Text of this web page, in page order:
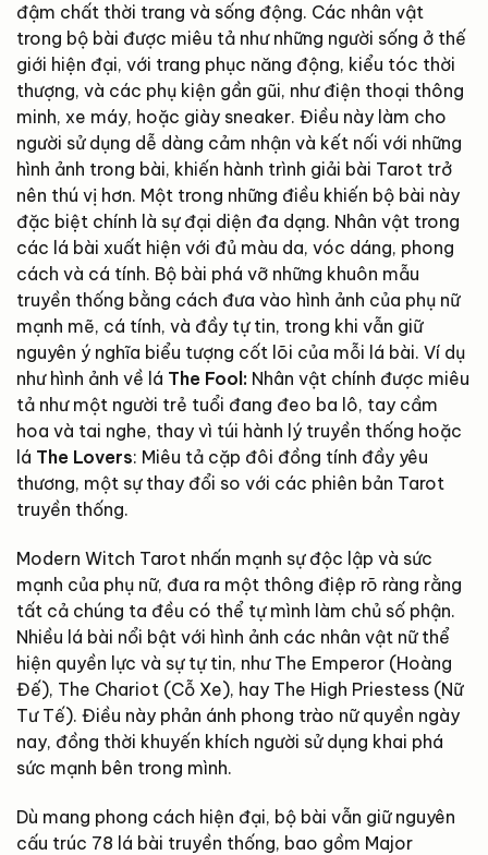
đậm chất thời trang và sống động. Các nhân vật
trong bộ bài được miêu tả như những người sống ở thế
giới hiện đại, với trang phục năng động, kiểu tóc thời
thượng, và các phụ kiện gần gũi, như điện thoại thông
minh, xe máy, hoặc giày sneaker. Điều này làm cho
người sử dụng dễ dàng cảm nhận và kết nối với những
hình ảnh trong bài, khiến hành trình giải bài Tarot trở
nên thú vị hơn. Một trong những điều khiến bộ bài này
đặc biệt chính là sự đại diện đa dạng. Nhân vật trong
các lá bài xuất hiện với đủ màu da, vóc dáng, phong
cách và cá tính. Bộ bài phá vỡ những khuôn mẫu
truyền thống bằng cách đưa vào hình ảnh của phụ nữ
mạnh mẽ, cá tính, và đầy tự tin, trong khi vẫn giữ
nguyên ý nghĩa biểu tượng cốt lõi của mỗi lá bài. Ví dụ
như hình ảnh về lá The Fool: Nhân vật chính được miêu
tả như một người trẻ tuổi đang đeo ba lô, tay cầm
hoa và tai nghe, thay vì túi hành lý truyền thống hoặc
lá The Lovers: Miêu tả cặp đôi đồng tính đầy yêu
thương, một sự thay đổi so với các phiên bản Tarot
truyền thống.
Modern Witch Tarot nhấn mạnh sự độc lập và sức
mạnh của phụ nữ, đưa ra một thông điệp rõ ràng rằng
tất cả chúng ta đều có thể tự mình làm chủ số phận.
Nhiều lá bài nổi bật với hình ảnh các nhân vật nữ thể
hiện quyền lực và sự tự tin, như The Emperor (Hoàng
Đế), The Chariot (Cỗ Xe), hay The High Priestess (Nữ
Tư Tế). Điều này phản ánh phong trào nữ quyền ngày
nay, đồng thời khuyến khích người sử dụng khai phá
sức mạnh bên trong mình.
Dù mang phong cách hiện đại, bộ bài vẫn giữ nguyên
cấu trúc 78 lá bài truyền thống, bao gồm Major